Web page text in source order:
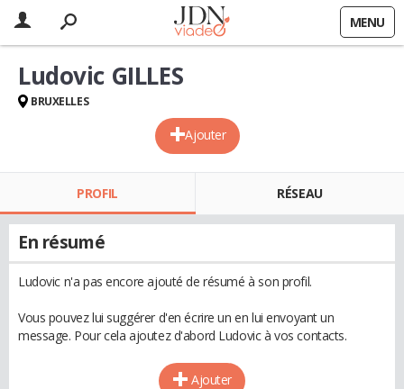
MENU
Ajouter
Ludovic GILLES
BRUXELLES
PROFIL RÉSEAU
En résumé
Ludovic n'a pas encore ajouté de résumé à son profil.
Vous pouvez lui suggérer d'en écrire un en lui envoyant un
message. Pour cela ajoutez d'abord Ludovic à vos contacts.
Ajouter